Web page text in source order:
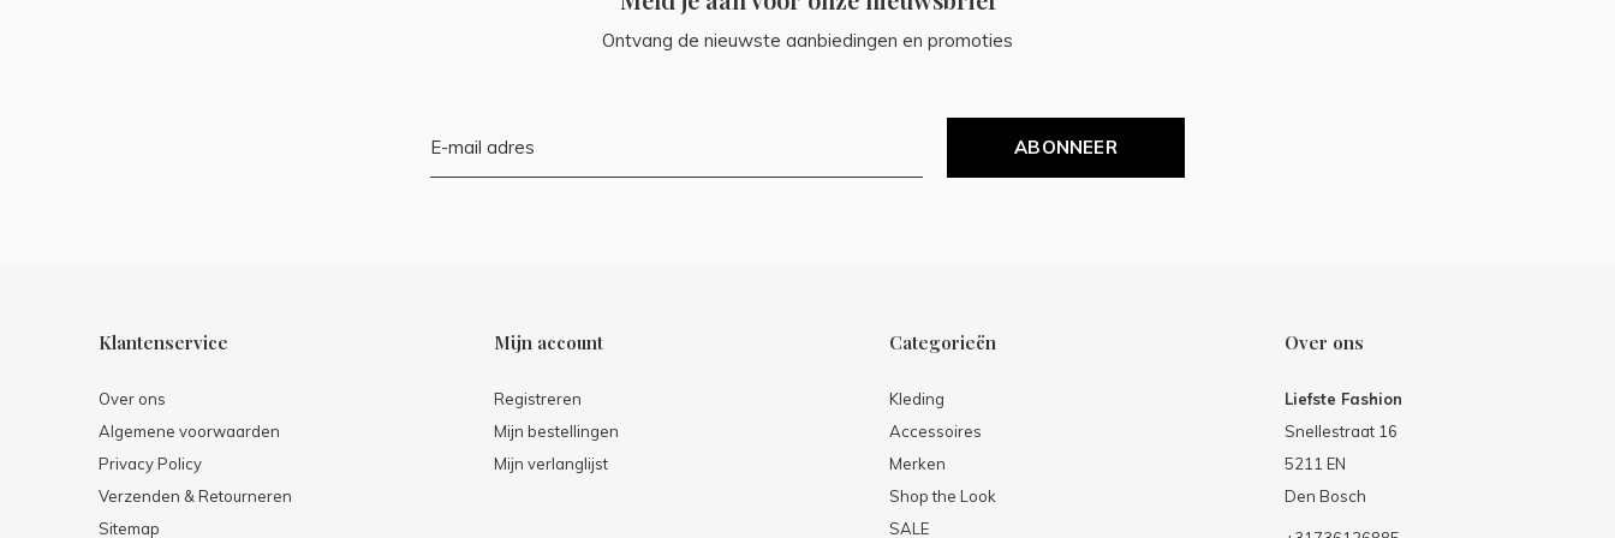
Ontvang de nieuwste aanbiedingen en promoties
ABONNEER
Klantenservice
Over ons
Algemene voorwaarden
Privacy Policy
Verzenden & Retourneren
Sitemap
Mijn account
Registreren
Mijn bestellingen
Mijn verlanglijst
Categorieën
Kleding
Accessoires
Merken
Shop the Look
SALE
Over ons
Liefste Fashion
Snellestraat 16
5211 EN
Den Bosch